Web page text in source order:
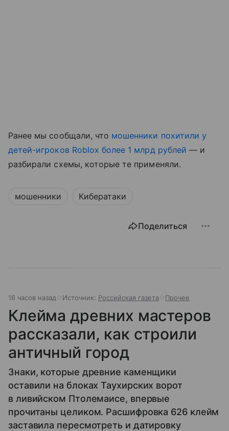
Ранее мы сообщали, что мошенники похитили у
детей-игроков Roblox более 1 млрд рублей — и
разбирали схемы, которые те применяли.
мошенники Кибератаки
Поделиться
16 часов назад Источник: Российская газета Прочее
Клейма древних мастеров
рассказали, как строили
античный город
Знаки, которые древние каменщики
оставили на блоках Таухирских ворот
в ливийском Птолемаисе, впервые
прочитаны целиком. Расшифровка 626 клейм
заставила пересмотреть и датировку